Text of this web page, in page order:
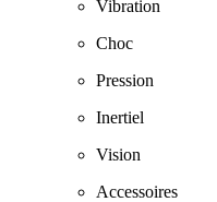
Vibration
Choc
Pression
Inertiel
Vision
Accessoires